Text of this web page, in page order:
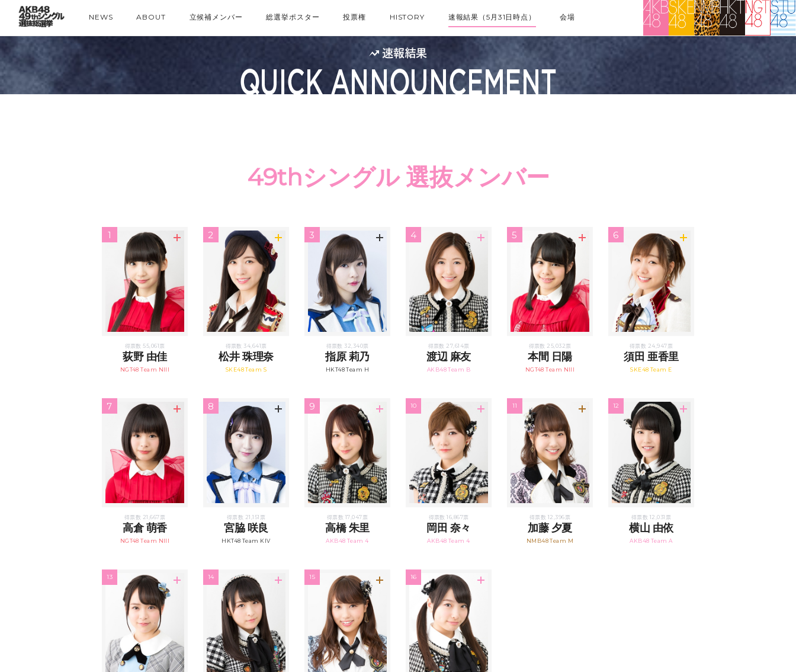
NEWS ABOUT 立候補メンバー 総選挙ポスター 投票権 HISTORY 速報結果（5月31日時点） 会場
49thシングル 選抜メンバー
1
得票数 55,061票
荻野 由佳
NGT48 Team NIII
2
得票数 34,641票
松井 珠理奈
SKE48 Team S
3
得票数 32,340票
指原 莉乃
HKT48 Team H
4
得票数 27,614票
渡辺 麻友
AKB48 Team B
5
得票数 25,032票
本間 日陽
NGT48 Team NIII
6
得票数 24,947票
須田 亜香里
SKE48 Team E
7
得票数 21,667票
高倉 萌香
NGT48 Team NIII
8
得票数 21,151票
宮脇 咲良
HKT48 Team KIV
9
得票数 17,047票
高橋 朱里
AKB48 Team 4
10
得票数 16,867票
岡田 奈々
AKB48 Team 4
11
得票数 12,396票
加藤 夕夏
NMB48 Team M
12
得票数 12,031票
横山 由依
AKB48 Team A
13 14 15 16